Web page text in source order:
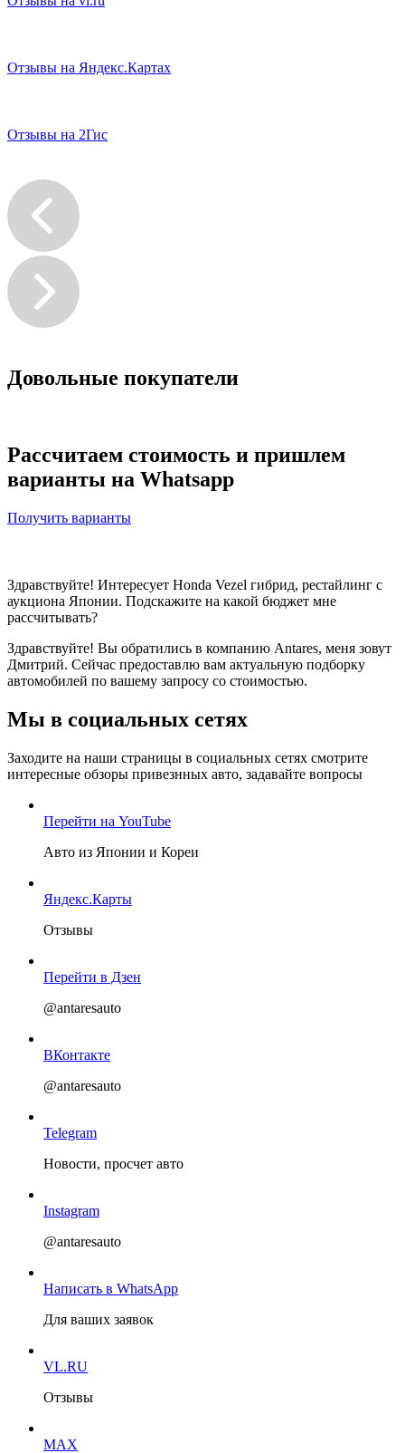
Отзывы на Яндекс.Картах
Отзывы на 2Гис
Довольные покупатели
Рассчитаем стоимость и пришлем
варианты на Whatsapp
Получить варианты
Здравствуйте! Интересует Honda Vezel гибрид, рестайлинг с
аукциона Японии. Подскажите на какой бюджет мне
рассчитывать?
Здравствуйте! Вы обратились в компанию Antares, меня зовут
Дмитрий. Сейчас предоставлю вам актуальную подборку
автомобилей по вашему запросу со стоимостью.
Мы в социальных сетях
Заходите на наши страницы в социальных сетях смотрите
интересные обзоры привезнных авто, задавайте вопросы
Перейти на YouTube
Авто из Японии и Кореи
Яндекс.Карты
Отзывы
Перейти в Дзен
@antaresauto
ВКонтакте
@antaresauto
Telegram
Новости, просчет авто
Instagram
@antaresauto
Написать в WhatsApp
Для ваших заявок
VL.RU
Отзывы
MAX